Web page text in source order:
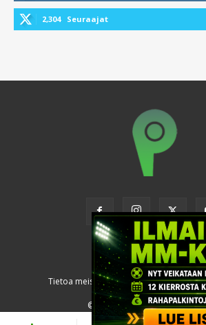
2,304 Seuraajat
Tietoa meistä Käyttöehdot
© Copyright © 2024